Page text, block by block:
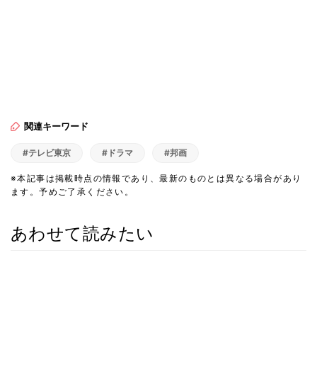
関連キーワード
#テレビ東京 #ドラマ #邦画
※本記事は掲載時点の情報であり、最新のものとは異なる場合があり
ます。予めご了承ください。
あわせて読みたい